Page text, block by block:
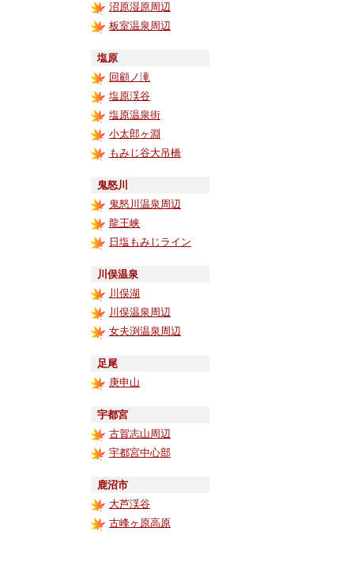
沼原湿原周辺
板室温泉周辺
塩原
回顧ノ滝
塩原渓谷
塩原温泉街
小太郎ヶ淵
もみじ谷大吊橋
鬼怒川
鬼怒川温泉周辺
龍王峡
日塩もみじライン
川俣温泉
川俣湖
川俣温泉周辺
女夫渕温泉周辺
足尾
庚申山
宇都宮
古賀志山周辺
宇都宮中心部
鹿沼市
大芦渓谷
古峰ヶ原高原